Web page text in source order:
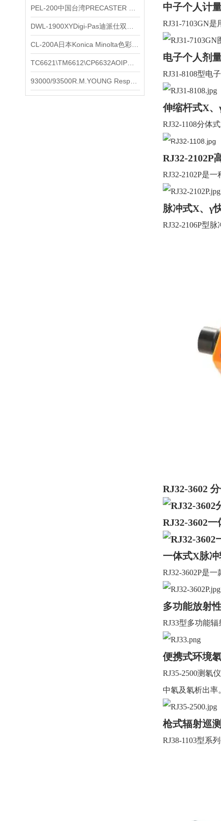
中子个人计
RJ31-7103GN是
电子个人剂
RJ31-8108型电
伸缩杆式X、
RJ32-1108分体
RJ32-2102P
RJ32-2102P是一
脉冲式X、γ
RJ32-2106P型脉
RJ32-3602
RJ32-3602一
一体式X脉冲
RJ32-3602P是一
多功能放射
RJ33型多功能辐
便携式环境
RJ35-2500测氡
中氡及氡析出率
枪式辐射巡
RJ38-1103型系